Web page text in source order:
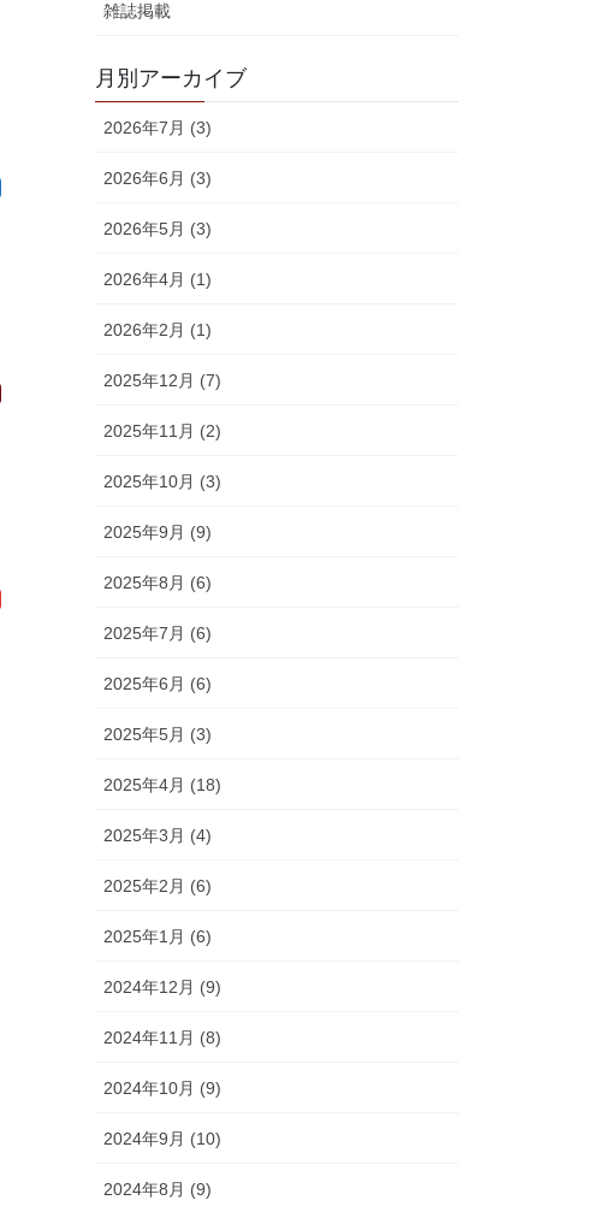
雑誌掲載
月別アーカイブ
2026年7月 (3)
2026年6月 (3)
2026年5月 (3)
2026年4月 (1)
2026年2月 (1)
2025年12月 (7)
2025年11月 (2)
2025年10月 (3)
2025年9月 (9)
2025年8月 (6)
2025年7月 (6)
2025年6月 (6)
2025年5月 (3)
2025年4月 (18)
2025年3月 (4)
2025年2月 (6)
2025年1月 (6)
2024年12月 (9)
2024年11月 (8)
2024年10月 (9)
2024年9月 (10)
2024年8月 (9)